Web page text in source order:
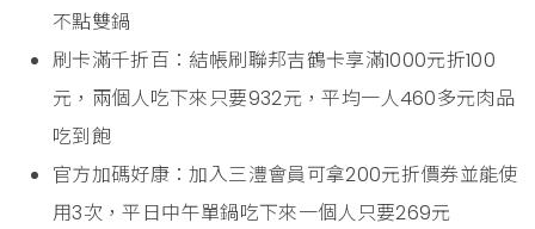
不點雙鍋
刷卡滿千折百：結帳刷聯邦吉鶴卡享滿1000元折100
元，兩個人吃下來只要932元，平均一人460多元肉品
吃到飽
官方加碼好康：加入三澧會員可拿200元折價券並能使
用3次，平日中午單鍋吃下來一個人只要269元